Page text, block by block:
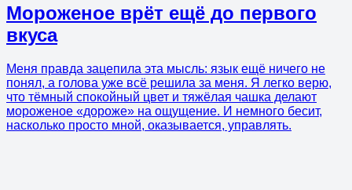
Мороженое врёт ещё до первого
вкуса
Меня правда зацепила эта мысль: язык ещё ничего не
понял, а голова уже всё решила за меня. Я легко верю,
что тёмный спокойный цвет и тяжёлая чашка делают
мороженое «дороже» на ощущение. И немного бесит,
насколько просто мной, оказывается, управлять.